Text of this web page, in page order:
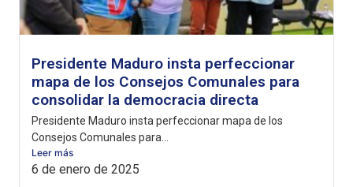
Presidente Maduro insta perfeccionar
mapa de los Consejos Comunales para
consolidar la democracia directa
Presidente Maduro insta perfeccionar mapa de los
Consejos Comunales para...
Leer más
6 de enero de 2025